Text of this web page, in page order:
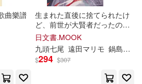
ぷよちゃ(1)
もり苔(1)
れれれ(1)
曲樂譜
生まれた直後に捨てられたけ
ど、前世が大賢者だったので
余裕で生きてます ~最強赤ち
ゃん大暴走~ 12
日文書.MOOK
九頭七尾 遠田マリ モ 鍋島テツヒロ
$294 $307